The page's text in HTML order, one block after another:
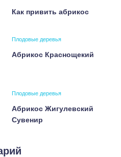
Как привить абрикос
Плодовые деревья
Абрикос Краснощекий
Плодовые деревья
Абрикос Жигулевский
Сувенир